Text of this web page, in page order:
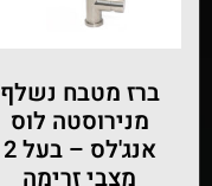
ברז מטבח נשלף
מנירוסטה לוס
אנג'לס – בעל 2
מצבי זרימה